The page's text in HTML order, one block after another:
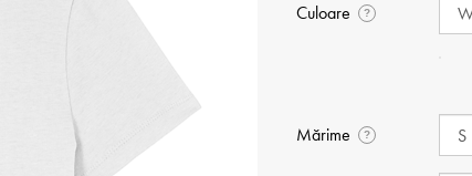
Culoare ?
Mărime ?